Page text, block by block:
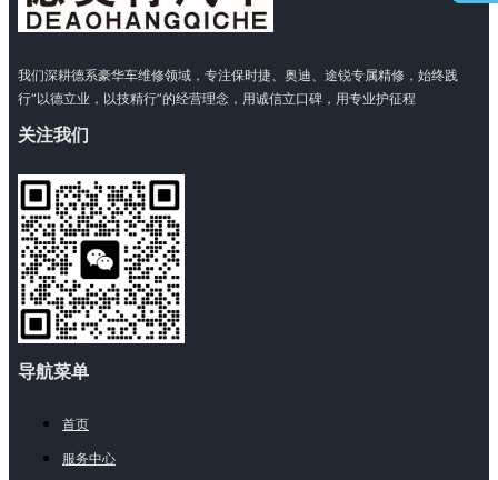
我们深耕德系豪华车维修领域，专注保时捷、奥迪、途锐专属精修，始终践
行“以德立业，以技精行”的经营理念，用诚信立口碑，用专业护征程
关注我们
导航菜单
首页
服务中心